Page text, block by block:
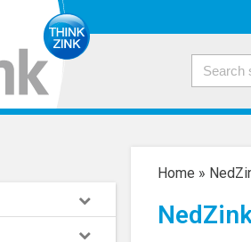
Home »